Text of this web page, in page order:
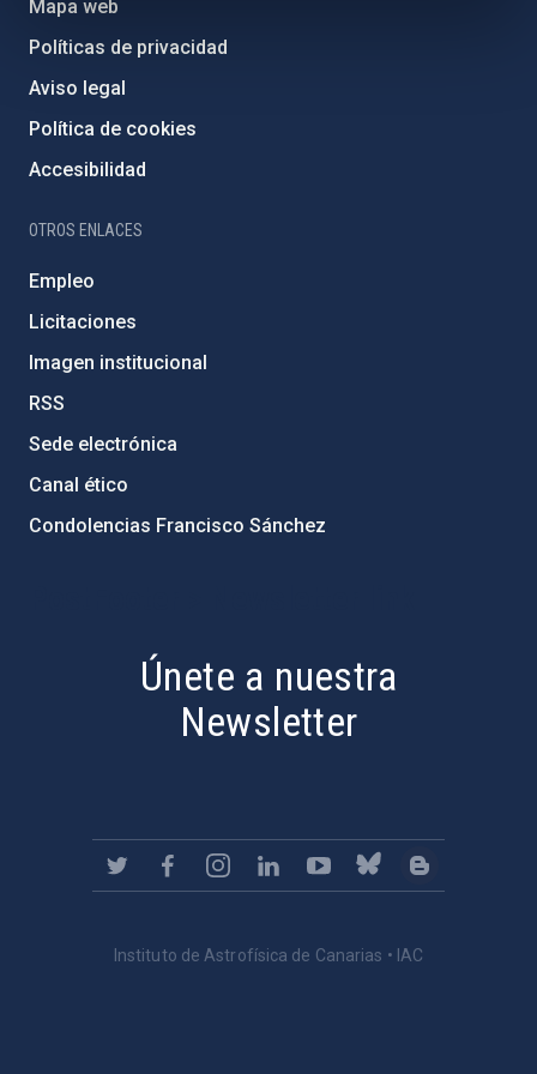
Mapa web
Políticas de privacidad
Aviso legal
Política de cookies
Accesibilidad
OTROS ENLACES
Empleo
Licitaciones
Imagen institucional
RSS
Sede electrónica
Canal ético
Condolencias Francisco Sánchez
Únete a nuestra
Newsletter
Instituto de Astrofísica de Canarias • IAC